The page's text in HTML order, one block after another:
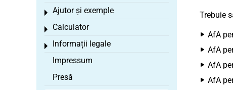
Trebuie
AfA
AfA
AfA
AfA
Ajutor și exemple
Toggle menu
Calculator
Toggle menu
Informații legale
Toggle menu
Impressum
Presă